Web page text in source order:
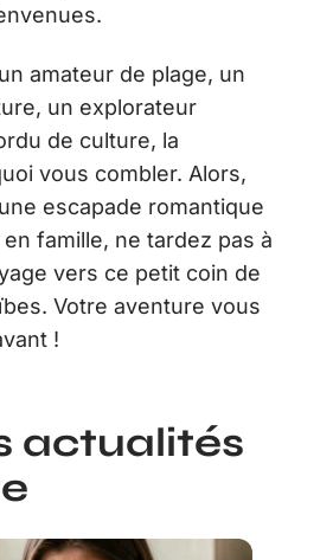
amateur de plage, un
un explorateur
de culture, la
vous combler. Alors,
escapade romantique
famille, ne tardez pas à
vers ce petit coin de
Votre aventure vous
!
actualités